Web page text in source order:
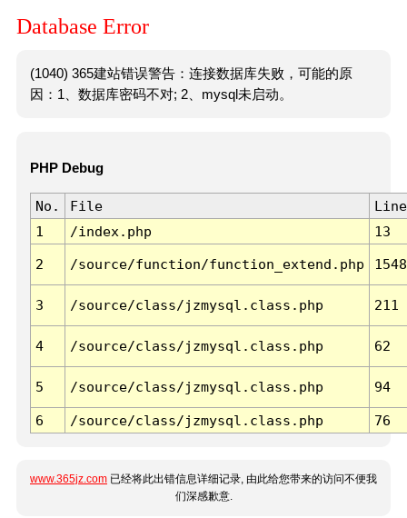
Database Error
(1040) 365建站错误警告：连接数据库失败，可能的原
因：1、数据库密码不对; 2、mysql未启动。
PHP Debug
No. File
Line
1
/index.php 13
2 /source/function/function_extend.php 1548
3 /source/class/jzmysql.class.php 211
4 /source/class/jzmysql.class.php 62
5 /source/class/jzmysql.class.php 94
6 /source/class/jzmysql.class.php 76
www.365jz.com 已经将此出错信息详细记录, 由此给您带来的访问不便我
们深感歉意.